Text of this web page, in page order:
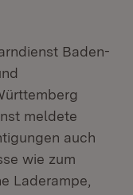
Baden-
meldete
auch
wie zum
Laderampe,